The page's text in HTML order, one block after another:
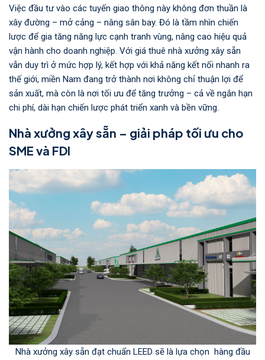
Việc đầu tư vào các tuyến giao thông này không đơn thuần là
xây đường – mở cảng – nâng sân bay. Đó là tầm nhìn chiến
lược để gia tăng năng lực cạnh tranh vùng, nâng cao hiệu quả
vận hành cho doanh nghiệp. Với giá thuê nhà xưởng xây sẵn
vẫn duy trì ở mức hợp lý, kết hợp với khả năng kết nối nhanh ra
thế giới, miền Nam đang trở thành nơi không chỉ thuận lợi để
sản xuất, mà còn là nơi tối ưu để tăng trưởng – cả về ngắn hạn
chi phí, dài hạn chiến lược phát triển xanh và bền vững.
Nhà xưởng xây sẵn – giải pháp tối ưu cho
SME và FDI
Nhà xưởng xây sẵn đạt chuẩn LEED sẽ là lựa chọn hàng đầu